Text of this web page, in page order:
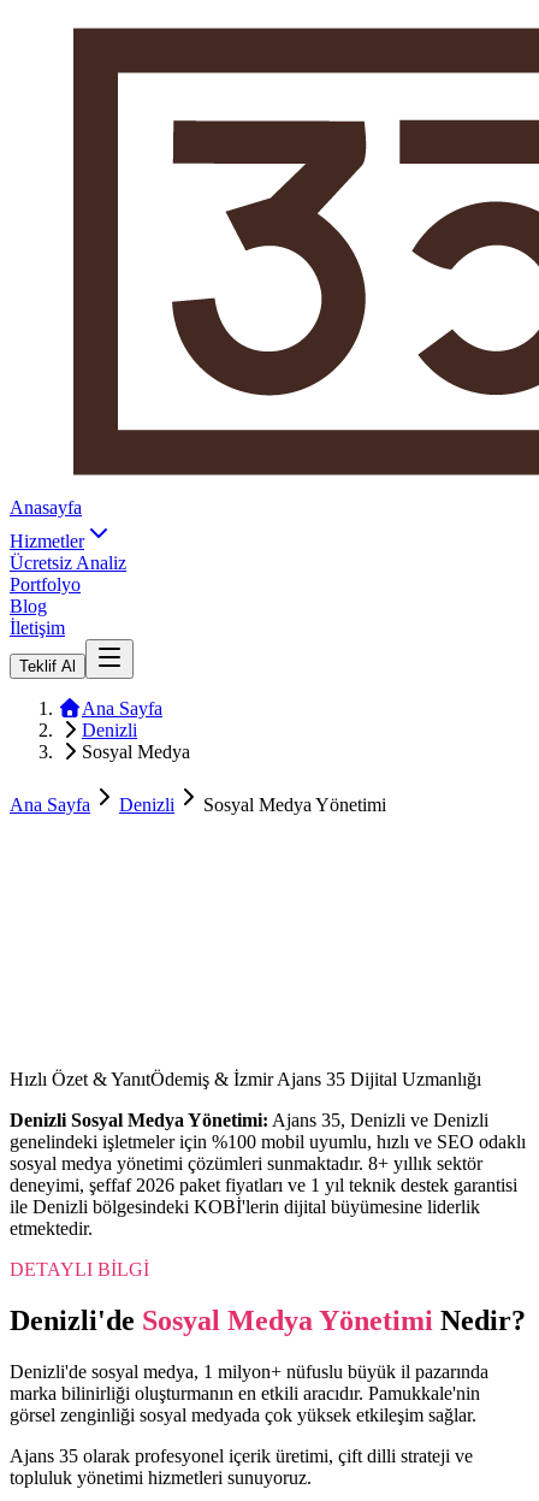
Anasayfa
Hizmetler
Ücretsiz Analiz
Portfolyo
Blog
İletişim
Teklif Al
Ana Sayfa
Denizli
Sosyal Medya
Ana Sayfa Denizli Sosyal Medya Yönetimi
Hızlı Özet & YanıtÖdemiş & İzmir Ajans 35 Dijital Uzmanlığı
Denizli Sosyal Medya Yönetimi: Ajans 35, Denizli ve Denizli
genelindeki işletmeler için %100 mobil uyumlu, hızlı ve SEO odaklı
sosyal medya yönetimi çözümleri sunmaktadır. 8+ yıllık sektör
deneyimi, şeffaf 2026 paket fiyatları ve 1 yıl teknik destek garantisi
ile Denizli bölgesindeki KOBİ'lerin dijital büyümesine liderlik
etmektedir.
DETAYLI BİLGİ
Denizli'de Sosyal Medya Yönetimi Nedir?
Denizli'de sosyal medya, 1 milyon+ nüfuslu büyük il pazarında
marka bilinirliği oluşturmanın en etkili aracıdır. Pamukkale'nin
görsel zenginliği sosyal medyada çok yüksek etkileşim sağlar.
Ajans 35 olarak profesyonel içerik üretimi, çift dilli strateji ve
topluluk yönetimi hizmetleri sunuyoruz.